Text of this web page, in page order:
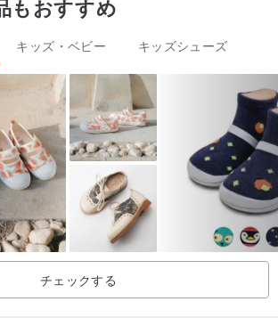
家からオーダーメイド。
すべての靴のパターンは、BelleYingによって
ブランドでデザインされています。
ットンヤーン
が使用されています。
カラー。
もおすすめ
キッズ・ベビー キッズシューズ
チェックする